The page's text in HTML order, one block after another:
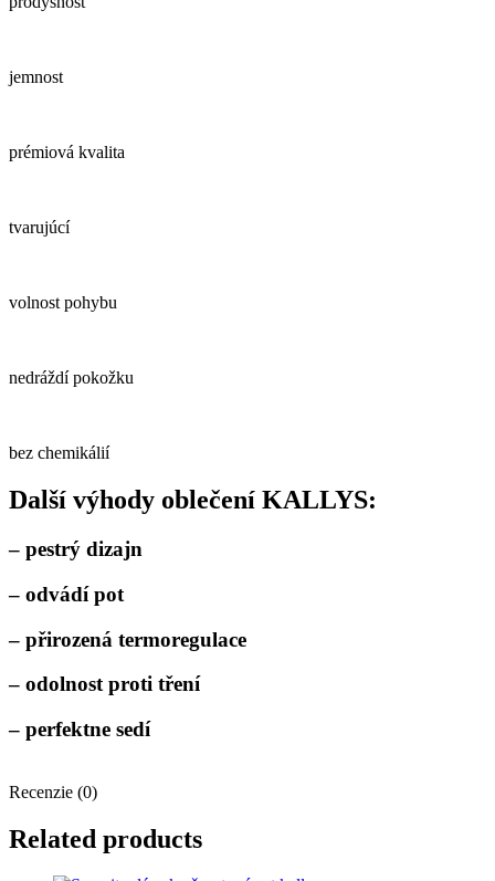
jemnost
prémiová kvalita
tvarujúcí
volnost pohybu
nedráždí pokožku
bez chemikálií
Další výhody oblečení KALLYS:
– pestrý dizajn
– odvádí pot
– přirozená termoregulace
– odolnost proti tření
– perfektne sedí
Recenzie (0)
Related products